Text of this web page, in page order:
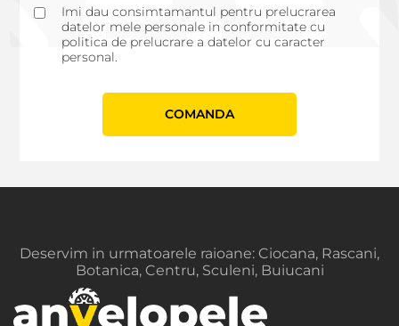
Imi dau consimtamantul pentru prelucrarea
datelor mele personale in conformitate cu
politica de prelucrare a datelor cu caracter
personal.
СOMANDA
Deservim in urmatoarele raioane: Ciocana, Rascani,
Botanica, Centru, Sculeni, Buiucani